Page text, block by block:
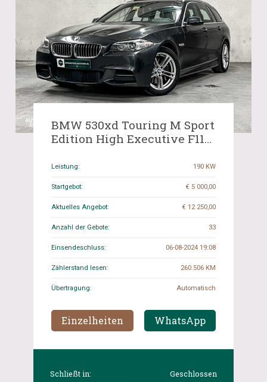
BMW 530xd Touring M Sport
Edition High Executive F11
Leistung: 190 KW
Startgebot: € 5 000,00
Aktuelles Angebot: € 12 250,00
Anzahl der Gebote: 33
Einsendeschluss: 06-08-2024 19:08
Zählerstand lesen: 260.506 KM
Übertragung: Automatisch
Einzelheiten WhatsApp
Schließt in:
Geschlossen